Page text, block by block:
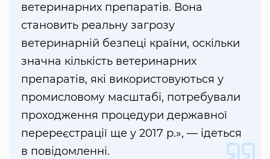
ветеринарних препаратів. Вона
становить реальну загрозу
ветеринарній безпеці країни, оскільки
значна кількість ветеринарних
препаратів, які використовуються у
промисловому масштабі, потребували
проходження процедури державної
перереєстрації ще у 2017 р.», — ідеться
в повідомленні.